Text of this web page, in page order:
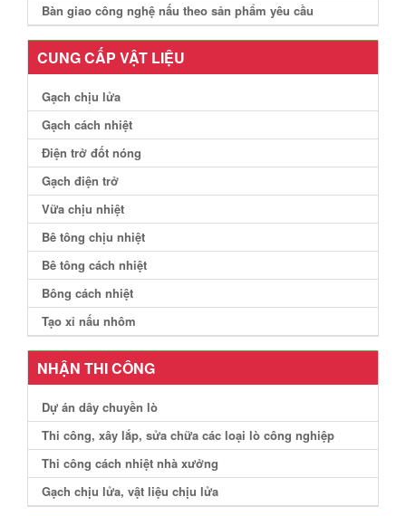
Bàn giao công nghệ nấu theo sản phẩm yêu cầu
CUNG CẤP VẬT LIỆU
Gạch chịu lửa
Gạch cách nhiệt
Điện trở đốt nóng
Gạch điện trở
Vữa chịu nhiệt
Bê tông chịu nhiệt
Bê tông cách nhiệt
Bông cách nhiệt
Tạo xỉ nấu nhôm
NHẬN THI CÔNG
Dự án dây chuyền lò
Thi công, xây lắp, sửa chữa các loại lò công nghiệp
Thi công cách nhiệt nhà xưởng
Gạch chịu lửa, vật liệu chịu lửa